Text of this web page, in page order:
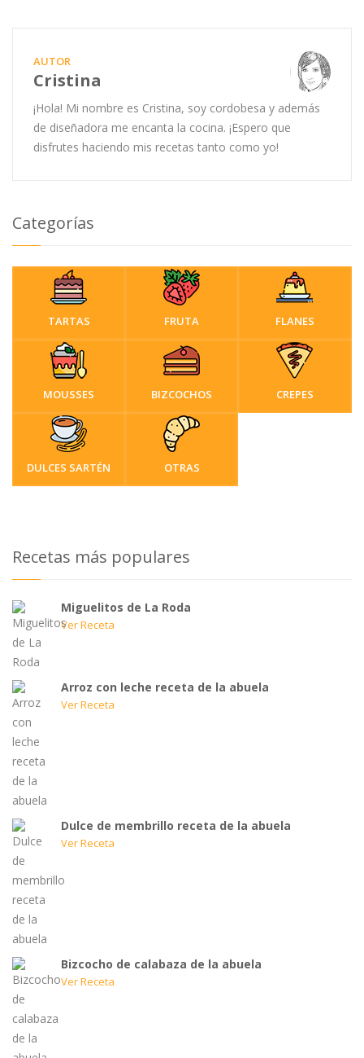
AUTOR
Cristina
¡Hola! Mi nombre es Cristina, soy cordobesa y además
de diseñadora me encanta la cocina. ¡Espero que
disfrutes haciendo mis recetas tanto como yo!
Categorías
TARTAS FRUTA FLANES
MOUSSES BIZCOCHOS CREPES
DULCES SARTÉN OTRAS
Recetas más populares
Miguelitos de La Roda
Ver Receta
Arroz con leche receta de la abuela
Ver Receta
Dulce de membrillo receta de la abuela
Ver Receta
Bizcocho de calabaza de la abuela
Ver Receta